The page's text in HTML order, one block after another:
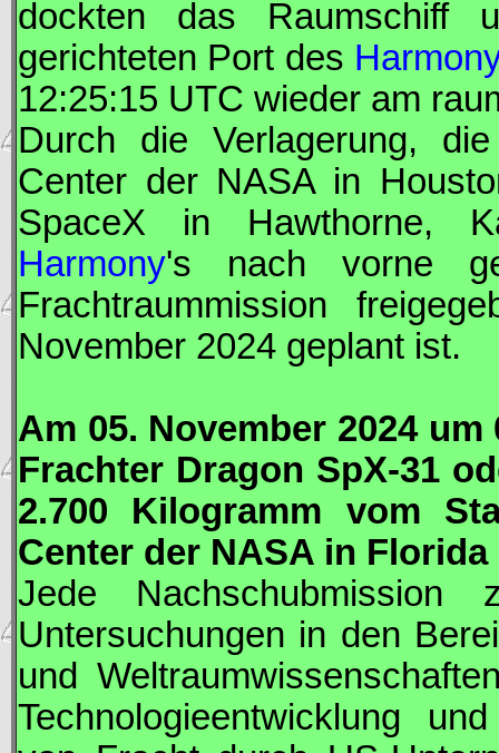
dockten das Raumschiff
gerichteten Port des
12:25:15 UTC wieder am
Durch die Verlagerung,
Center der NASAin
SpaceX in Hawthorne,
Harmony's nach vorne
Frachtraummission
November 2024 geplant ist.
Am 05. November 2024
Frachter Dragon SpX-31
2.700 Kilogramm vom
Center der NASA in Florida
Jede Nachschubmission
Untersuchungen in den
und
Technologieentwicklung